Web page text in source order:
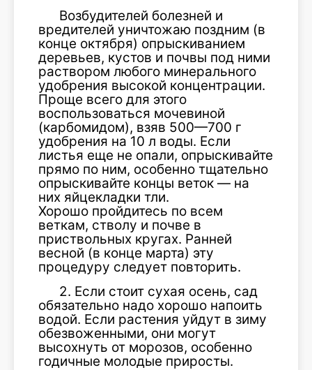
Возбудителей болезней и
вредителей уничтожаю поздним (в
конце октября) опрыскиванием
деревьев, кустов и почвы под ними
раствором любого минерального
удобрения высокой концентрации.
Проще всего для этого
воспользоваться мочевиной
(карбомидом), взяв 500—700 г
удобрения на 10 л воды. Если
листья еще не опали, опрыскивайте
прямо по ним, особенно тщательно
опрыскивайте концы веток — на
них яйцекладки тли.
Хорошо пройдитесь по всем
веткам, стволу и почве в
приствольных кругах. Ранней
весной (в конце марта) эту
процедуру следует повторить.
2. Если стоит сухая осень, сад
обязательно надо хорошо напоить
водой. Если растения уйдут в зиму
обезвоженными, они могут
высохнуть от морозов, особенно
годичные молодые приросты.